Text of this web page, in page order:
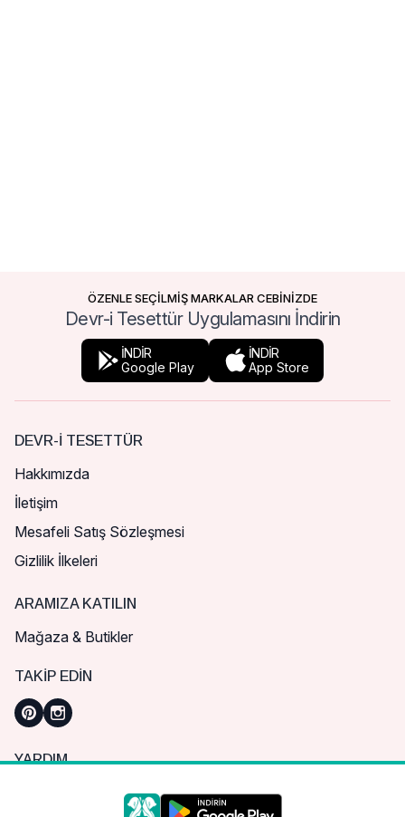
ÖZENLE SEÇİLMİŞ MARKALAR CEBİNİZDE
Devr-i Tesettür Uygulamasını İndirin
İNDİR
Google Play
İNDİR
App Store
DEVR-I TESETTÜR
Hakkımızda
İletişim
Mesafeli Satış Sözleşmesi
Gizlilik İlkeleri
ARAMIZA KATILIN
Mağaza & Butikler
TAKIP EDIN
YARDIM
Sık Sorulan Sorular